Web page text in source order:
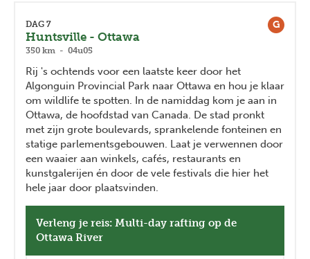
G
DAG 7
Huntsville - Ottawa
350 km - 04u05
Rij 's ochtends voor een laatste keer door het
Algonguin Provincial Park naar Ottawa en hou je klaar
om wildlife te spotten. In de namiddag kom je aan in
Ottawa, de hoofdstad van Canada. De stad pronkt
met zijn grote boulevards, sprankelende fonteinen en
statige parlementsgebouwen. Laat je verwennen door
een waaier aan winkels, cafés, restaurants en
kunstgalerijen én door de vele festivals die hier het
hele jaar door plaatsvinden.
Verleng je reis: Multi-day rafting op de
Ottawa River